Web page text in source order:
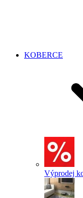
KOBERCE
Výprodej